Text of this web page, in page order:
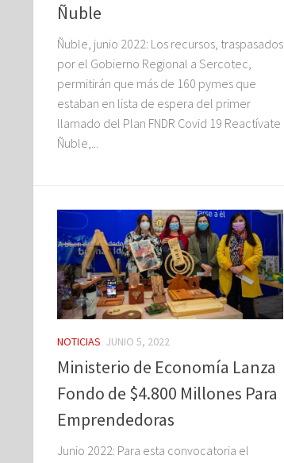
Ñuble
Ñuble, junio 2022: Los recursos, traspasados
por el Gobierno Regional a Sercotec,
permitirán que más de 160 pymes que
estaban en lista de espera del primer
llamado del Plan FNDR Covid 19 Reactívate
Ñuble,...
NOTICIAS JUNIO 5, 2022
Ministerio de Economía Lanza
Fondo de $4.800 Millones Para
Emprendedoras
Junio 2022: Para esta convocatoria el